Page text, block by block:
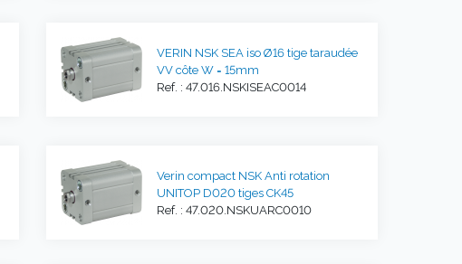
VERIN NSK SEA iso Ø16 tige taraudée
VV côte W = 15mm
Ref. : 47.016.NSKISEAC0014
Verin compact NSK Anti rotation
UNITOP D020 tiges CK45
Ref. : 47.020.NSKUARC0010